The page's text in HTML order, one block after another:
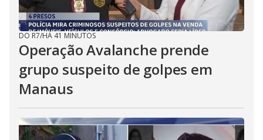
DO R7/HÁ 41 MINUTOS
Operação Avalanche prende
grupo suspeito de golpes em
Manaus